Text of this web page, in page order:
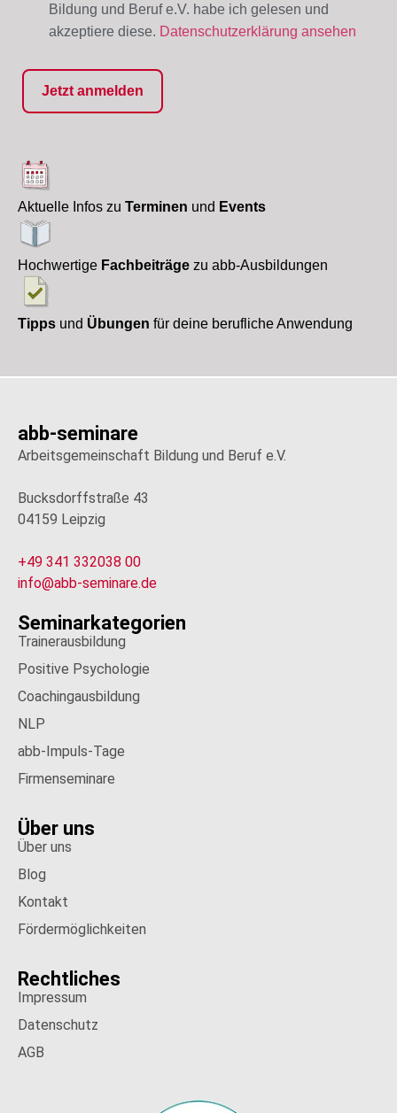
Bildung und Beruf e.V. habe ich gelesen und
akzeptiere diese. Datenschutzerklärung ansehen
Aktuelle Infos zu Terminen und Events
Hochwertige Fachbeiträge zu abb-Ausbildungen
Tipps und Übungen für deine berufliche Anwendung
abb-seminare
Arbeitsgemeinschaft Bildung und Beruf e.V.
Bucksdorffstraße 43
04159 Leipzig
+49 341 332038 00
info@abb-seminare.de
Seminarkategorien
Trainerausbildung
Positive Psychologie
Coachingausbildung
NLP
abb-Impuls-Tage
Firmenseminare
Über uns
Über uns
Blog
Kontakt
Fördermöglichkeiten
Rechtliches
Impressum
Datenschutz
AGB